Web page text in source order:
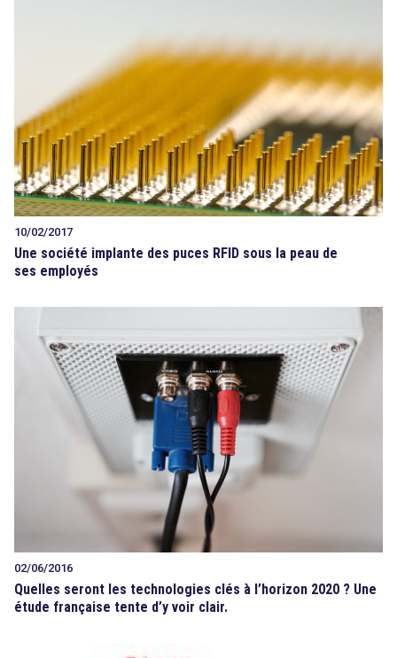
10/02/2017
Une société implante des puces RFID sous la peau de
ses employés
02/06/2016
Quelles seront les technologies clés à l’horizon 2020 ? Une
étude française tente d’y voir clair.